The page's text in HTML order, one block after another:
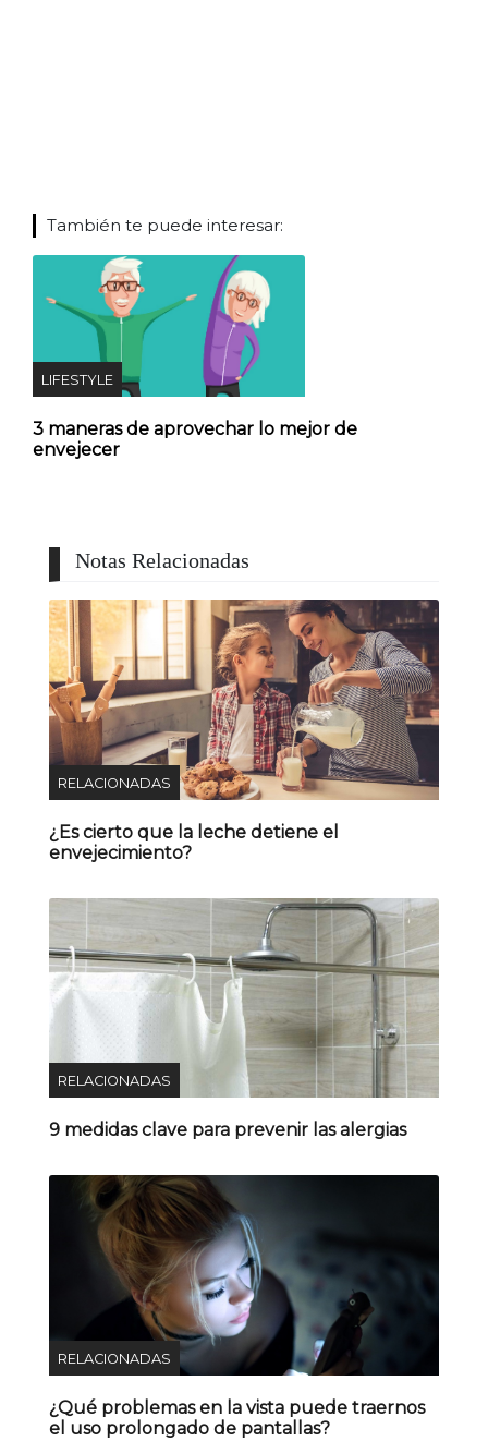
También te puede interesar:
LIFESTYLE
3 maneras de aprovechar lo mejor de
envejecer
Notas Relacionadas
RELACIONADAS
¿Es cierto que la leche detiene el
envejecimiento?
RELACIONADAS
9 medidas clave para prevenir las alergias
RELACIONADAS
¿Qué problemas en la vista puede traernos
el uso prolongado de pantallas?